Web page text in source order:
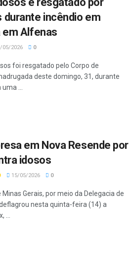
durante incêndio em
em Alfenas
05/2026 0
foi resgatado pelo Corpo de
deste domingo, 31, durante
...
em Nova Resende por
idosos
15/05/2026 0
Minas Gerais, por meio da Delegacia de
nesta quinta-feira (14) a
...